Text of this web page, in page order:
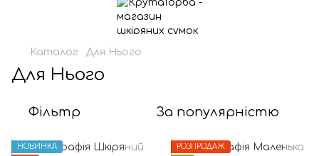
Каталог Для Нього
Для Нього
Фільтр За популярністю
НОВИНКА
РОЗПРОДАЖ